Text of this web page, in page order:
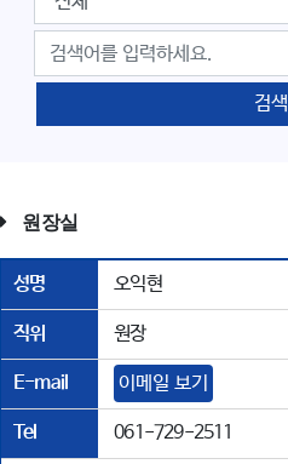
검색
원장실
성명 오익현
직위 원장
E-mail 이메일 보기
Tel 061-729-2511